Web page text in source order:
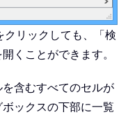
クリックしても、「検
くことができます。
含むすべてのセルが
ックスの下部に一覧